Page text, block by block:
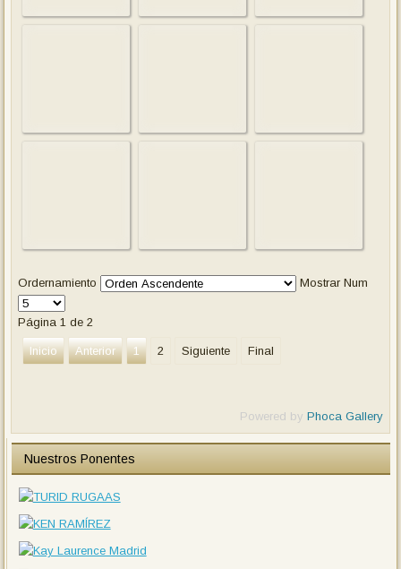
Ordernamiento Mostrar Num
Página 1 de 2
Inicio Anterior 1 2 Siguiente Final
Powered by Phoca Gallery
Nuestros Ponentes